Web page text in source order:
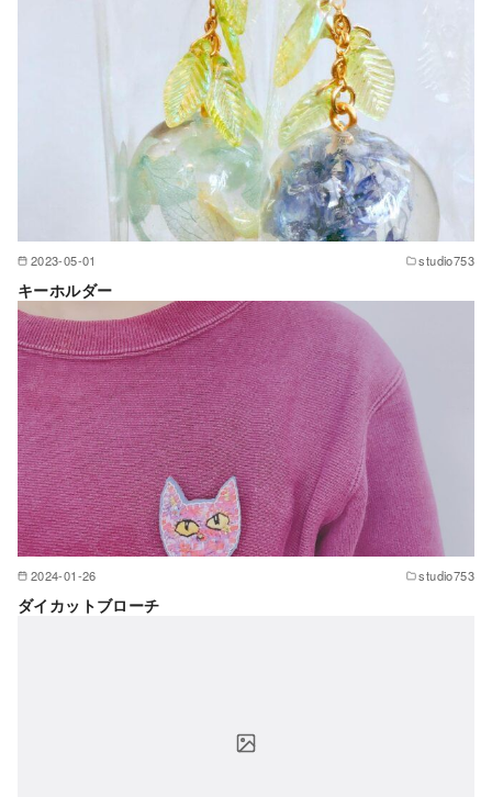
2023-05-01 studio753
キーホルダー
2024-01-26 studio753
ダイカットブローチ